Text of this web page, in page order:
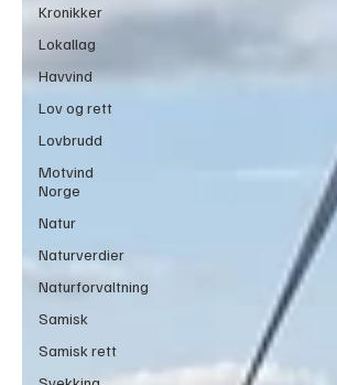
Kronikker
Lokallag
Havvind
Lov og rett
Lovbrudd
Motvind
Norge
Natur
Naturverdier
Naturforvaltning
Samisk
Samisk rett